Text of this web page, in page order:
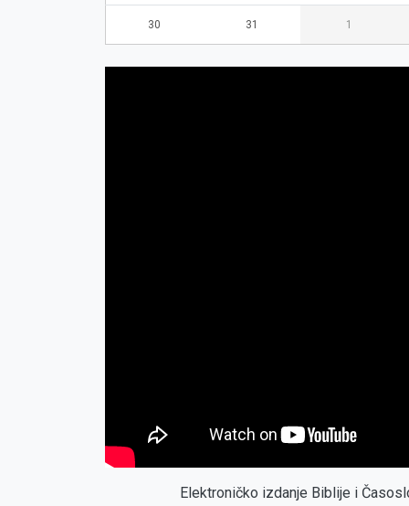
30 31 1
Elektroničko izdanje Biblije i